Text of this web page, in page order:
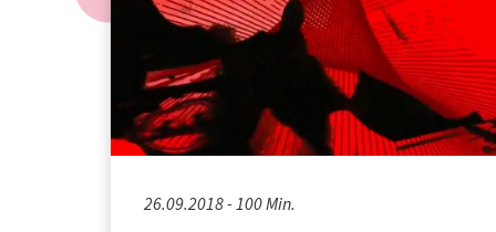
26.09.2018 - 100 Min.